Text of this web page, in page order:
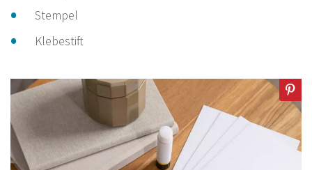
Stempel
Klebestift